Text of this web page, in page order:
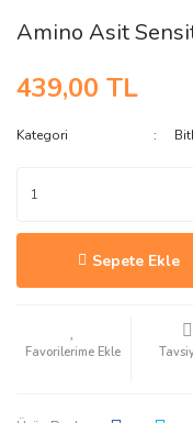
Amino Asit
439,00 TL
Kategori
Sepete Ekle